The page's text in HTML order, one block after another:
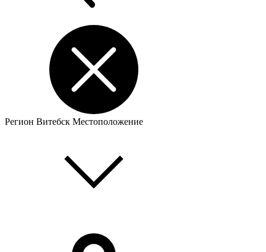
Регион Витебск Местоположение